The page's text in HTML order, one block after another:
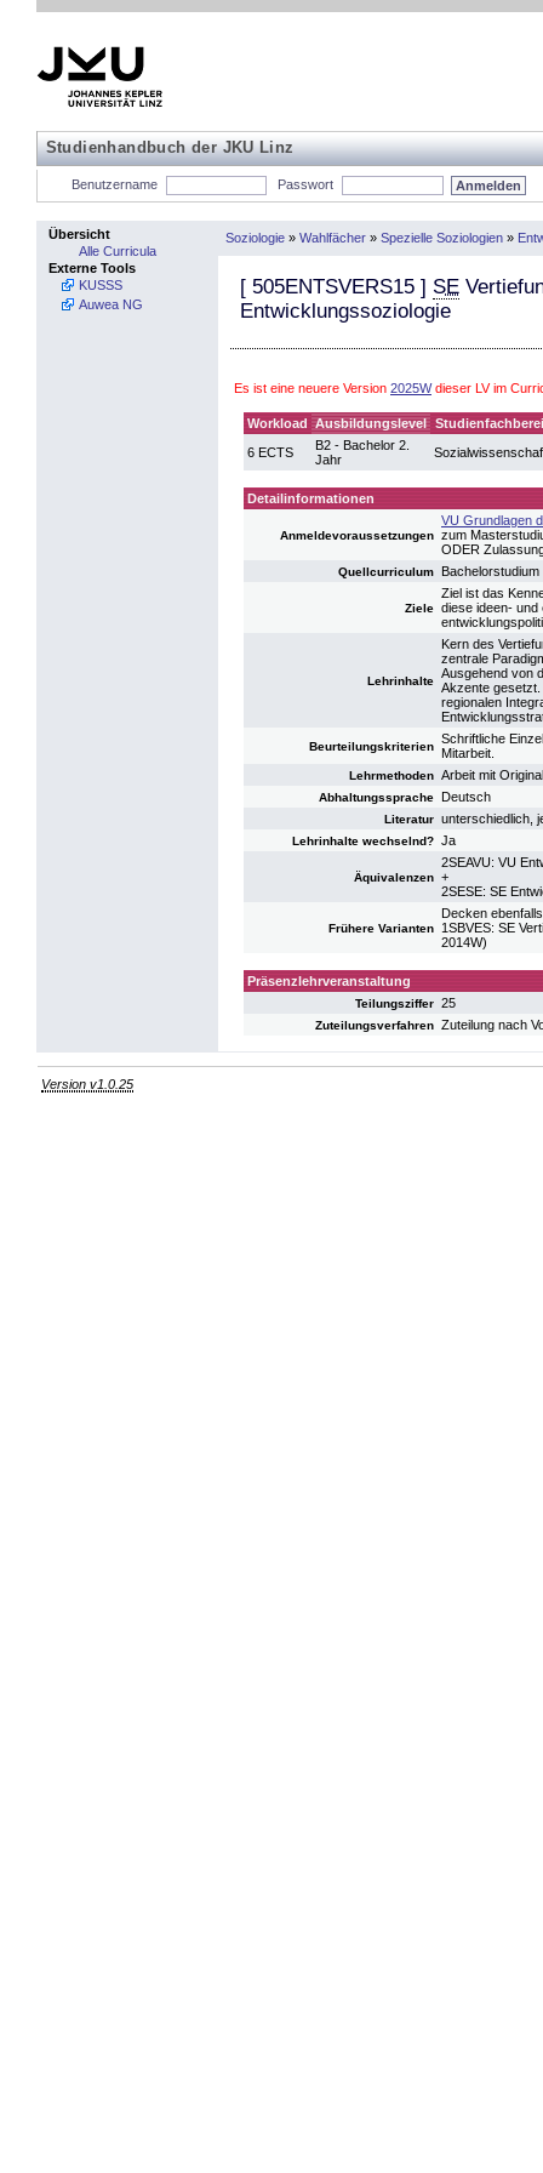
Studienhandbuch der JKU Linz
Benutzername Passwort
Übersicht
Alle Curricula
Externe Tools
KUSSS
Auwea NG
Soziologie » Wahlfächer » Spezielle Soziologien »
[ 505ENTSVERS15 ] SE
Entwicklungssoziologie
Es ist eine neuere Version 2025Wdieser LV im
Workload Ausbildungslevel
6 ECTS
B2 - Bachelor 2.
Jahr
Detailinformationen
Anmeldevoraussetzungen
VU Grundlagen
zum
ODER
Quellcurriculum
Ziele
Ziel ist das
diese ideen- und
Lehrinhalte
Kern des
zentrale
Ausgehend von
Akzente
regionalen
Beurteilungskriterien
Schriftliche
Mitarbeit.
Lehrmethoden Arbeit mit
Abhaltungssprache Deutsch
Literatur unterschiedlich,
Lehrinhalte wechselnd? Ja
Äquivalenzen
2SEAVU: VU
+
2SESE: SE
Frühere Varianten
Decken
1SBVES: SE
2014W)
Präsenzlehrveranstaltung
Teilungsziffer 25
Zuteilungsverfahren Zuteilung nach
Version v1.0.25